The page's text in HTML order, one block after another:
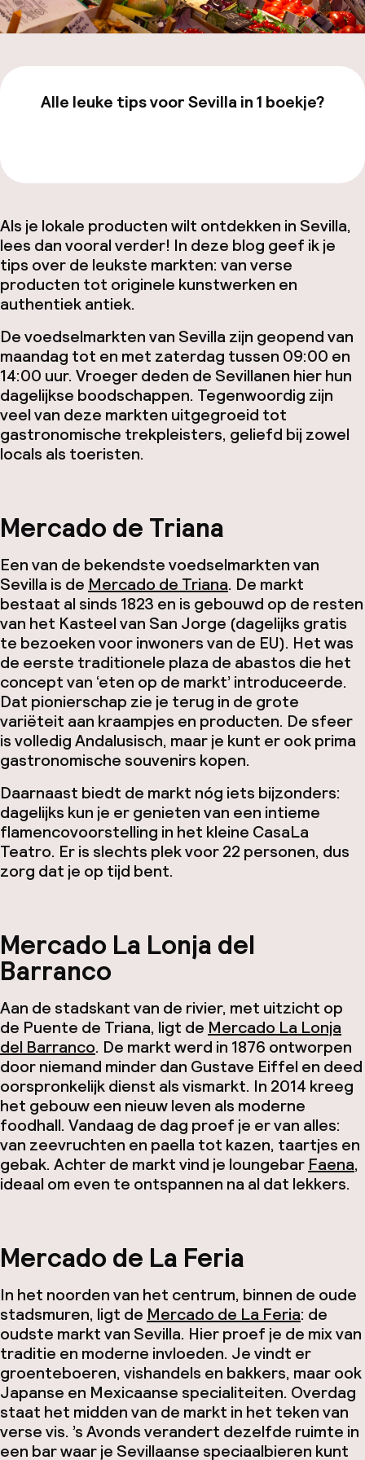
Alle leuke tips voor Sevilla in 1 boekje?
Als je lokale producten wilt ontdekken in Sevilla,
lees dan vooral verder! In deze blog geef ik je
tips over de leukste markten: van verse
producten tot originele kunstwerken en
authentiek antiek.
De voedselmarkten van Sevilla zijn geopend van
maandag tot en met zaterdag tussen 09:00 en
14:00 uur. Vroeger deden de Sevillanen hier hun
dagelijkse boodschappen. Tegenwoordig zijn
veel van deze markten uitgegroeid tot
gastronomische trekpleisters, geliefd bij zowel
locals als toeristen.
Mercado de Triana
Een van de bekendste voedselmarkten van
Sevilla is de Mercado de Triana. De markt
bestaat al sinds 1823 en is gebouwd op de resten
van het Kasteel van San Jorge (dagelijks gratis
te bezoeken voor inwoners van de EU). Het was
de eerste traditionele plaza de abastos die het
concept van ‘eten op de markt’ introduceerde.
Dat pionierschap zie je terug in de grote
variëteit aan kraampjes en producten. De sfeer
is volledig Andalusisch, maar je kunt er ook prima
gastronomische souvenirs kopen.
Daarnaast biedt de markt nóg iets bijzonders:
dagelijks kun je er genieten van een intieme
flamencovoorstelling in het kleine CasaLa
Teatro. Er is slechts plek voor 22 personen, dus
zorg dat je op tijd bent.
Mercado La Lonja del
Barranco
Aan de stadskant van de rivier, met uitzicht op
de Puente de Triana, ligt de Mercado La Lonja
del Barranco. De markt werd in 1876 ontworpen
door niemand minder dan Gustave Eiffel en deed
oorspronkelijk dienst als vismarkt. In 2014 kreeg
het gebouw een nieuw leven als moderne
foodhall. Vandaag de dag proef je er van alles:
van zeevruchten en paella tot kazen, taartjes en
gebak. Achter de markt vind je loungebar Faena,
ideaal om even te ontspannen na al dat lekkers.
Mercado de La Feria
In het noorden van het centrum, binnen de oude
stadsmuren, ligt de Mercado de La Feria: de
oudste markt van Sevilla. Hier proef je de mix van
traditie en moderne invloeden. Je vindt er
groenteboeren, vishandels en bakkers, maar ook
Japanse en Mexicaanse specialiteiten. Overdag
staat het midden van de markt in het teken van
verse vis. ’s Avonds verandert dezelfde ruimte in
een bar waar je Sevillaanse speciaalbieren kunt